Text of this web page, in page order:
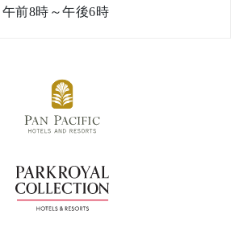
午前8時～午後6時